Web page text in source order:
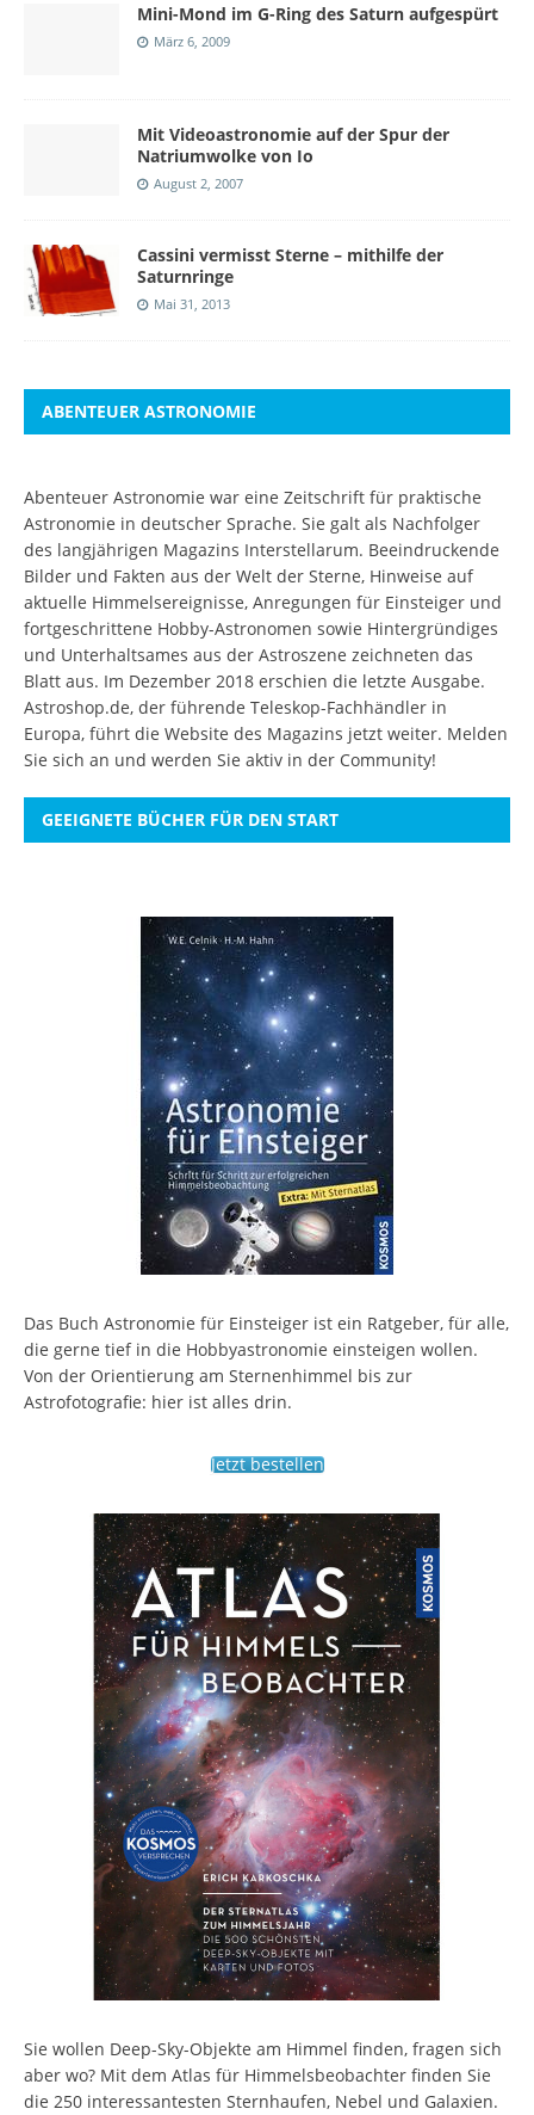
Mini-Mond im G-Ring des Saturn aufgespürt
März 6, 2009
Mit Videoastronomie auf der Spur der
Natriumwolke von Io
August 2, 2007
Cassini vermisst Sterne – mithilfe der
Saturnringe
Mai 31, 2013
ABENTEUER ASTRONOMIE
Abenteuer Astronomie war eine Zeitschrift für praktische
Astronomie in deutscher Sprache. Sie galt als Nachfolger
des langjährigen Magazins Interstellarum. Beeindruckende
Bilder und Fakten aus der Welt der Sterne, Hinweise auf
aktuelle Himmelsereignisse, Anregungen für Einsteiger und
fortgeschrittene Hobby-Astronomen sowie Hintergründiges
und Unterhaltsames aus der Astroszene zeichneten das
Blatt aus. Im Dezember 2018 erschien die letzte Ausgabe.
Astroshop.de, der führende Teleskop-Fachhändler in
Europa, führt die Website des Magazins jetzt weiter. Melden
Sie sich an und werden Sie aktiv in der Community!
GEEIGNETE BÜCHER FÜR DEN START
Das Buch Astronomie für Einsteiger ist ein Ratgeber, für alle,
die gerne tief in die Hobbyastronomie einsteigen wollen.
Von der Orientierung am Sternenhimmel bis zur
Astrofotografie: hier ist alles drin.
Jetzt bestellen
Sie wollen Deep-Sky-Objekte am Himmel finden, fragen sich
aber wo? Mit dem Atlas für Himmelsbeobachter finden Sie
die 250 interessantesten Sternhaufen, Nebel und Galaxien.